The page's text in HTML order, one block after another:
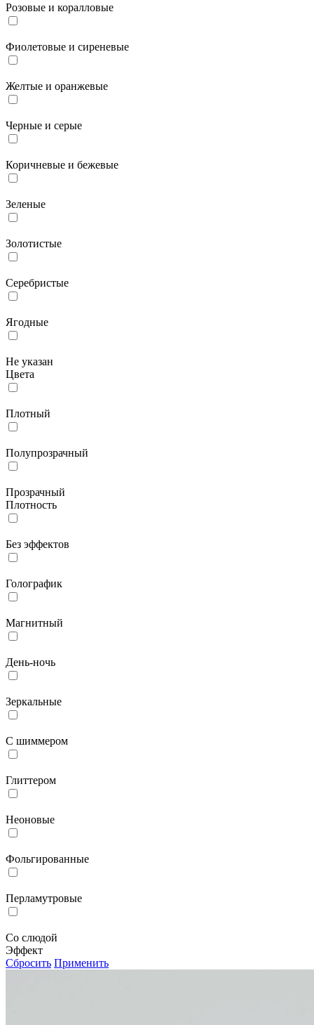
Розовые и коралловые
Фиолетовые и сиреневые
Желтые и оранжевые
Черные и серые
Коричневые и бежевые
Зеленые
Золотистые
Серебристые
Ягодные
Не указан
Цвета
Плотный
Полупрозрачный
Прозрачный
Плотность
Без эффектов
Голографик
Магнитный
День-ночь
Зеркальные
С шиммером
Глиттером
Неоновые
Фольгированные
Перламутровые
Со слюдой
Эффект
Сбросить Применить